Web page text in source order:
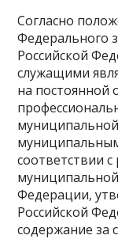
Согласно
Федерального
Российской
служащими
на постоянной
соответствии
муниципальной
Федерации,
Российской
содержание за